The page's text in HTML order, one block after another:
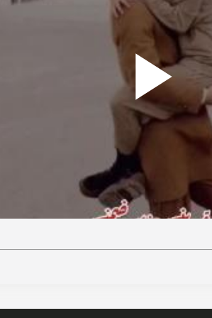
Play